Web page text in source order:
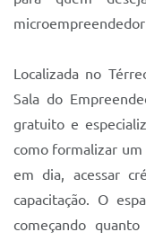
Sistema Colab
Autarquias
microempreendedor
Localizada no
Sala do
gratuito e
como formalizar um
em dia, acessar
capacitação. O
começando